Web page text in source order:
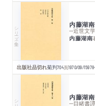
シリーズ・全集 内藤湖
─近世文
内藤湖南
出版社品切れ菊判704頁1970/09/15
内藤湖
─目睹書